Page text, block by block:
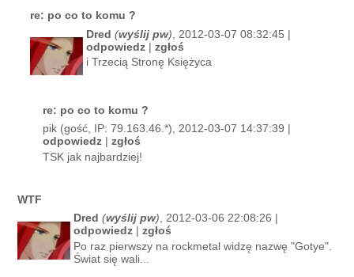
re: po co to komu ?
Dred (wyślij pw) , 2012-03-07 08:32:45 |
odpowiedz| zgłoś
i Trzecią Stronę Księżyca
re: po co to komu ?
pik (gość, IP: 79.163.46.*), 2012-03-07 14:37:39 |
odpowiedz |zgłoś
TSK jak najbardziej!
WTF
Dred (wyślij pw), 2012-03-06 22:08:26 |
odpowiedz| zgłoś
Po raz pierwszy na rockmetal widzę nazwę "Gotye".
Świat się wali...